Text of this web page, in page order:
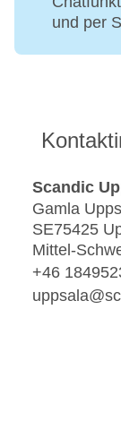
und per
Scandic
Gamla
SE75425
Mittel-
+46